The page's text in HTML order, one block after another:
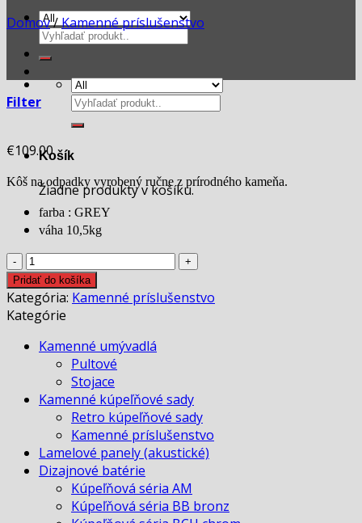
Hľadať:
Hľadať:
Košík
Žiadne produkty v košíku.
Domov/Kamenné príslušenstvo
Filter
€109.00
Kôš na odpadky vyrobený ručne z prírodného kameňa.
farba : GREY
váha 10,5kg
množstvo
RITA
GREY
-
na
odpadky
Pridať do košíka
Kategória: Kamenné príslušenstvo
Kategórie
Kamenné umývadlá
Pultové
Stojace
Kamenné kúpeľňové sady
Retro kúpeľňové sady
Kamenné príslušenstvo
Lamelové panely (akustické)
Dizajnové batérie
Kúpeľňová séria AM
Kúpeľňová séria BB bronz